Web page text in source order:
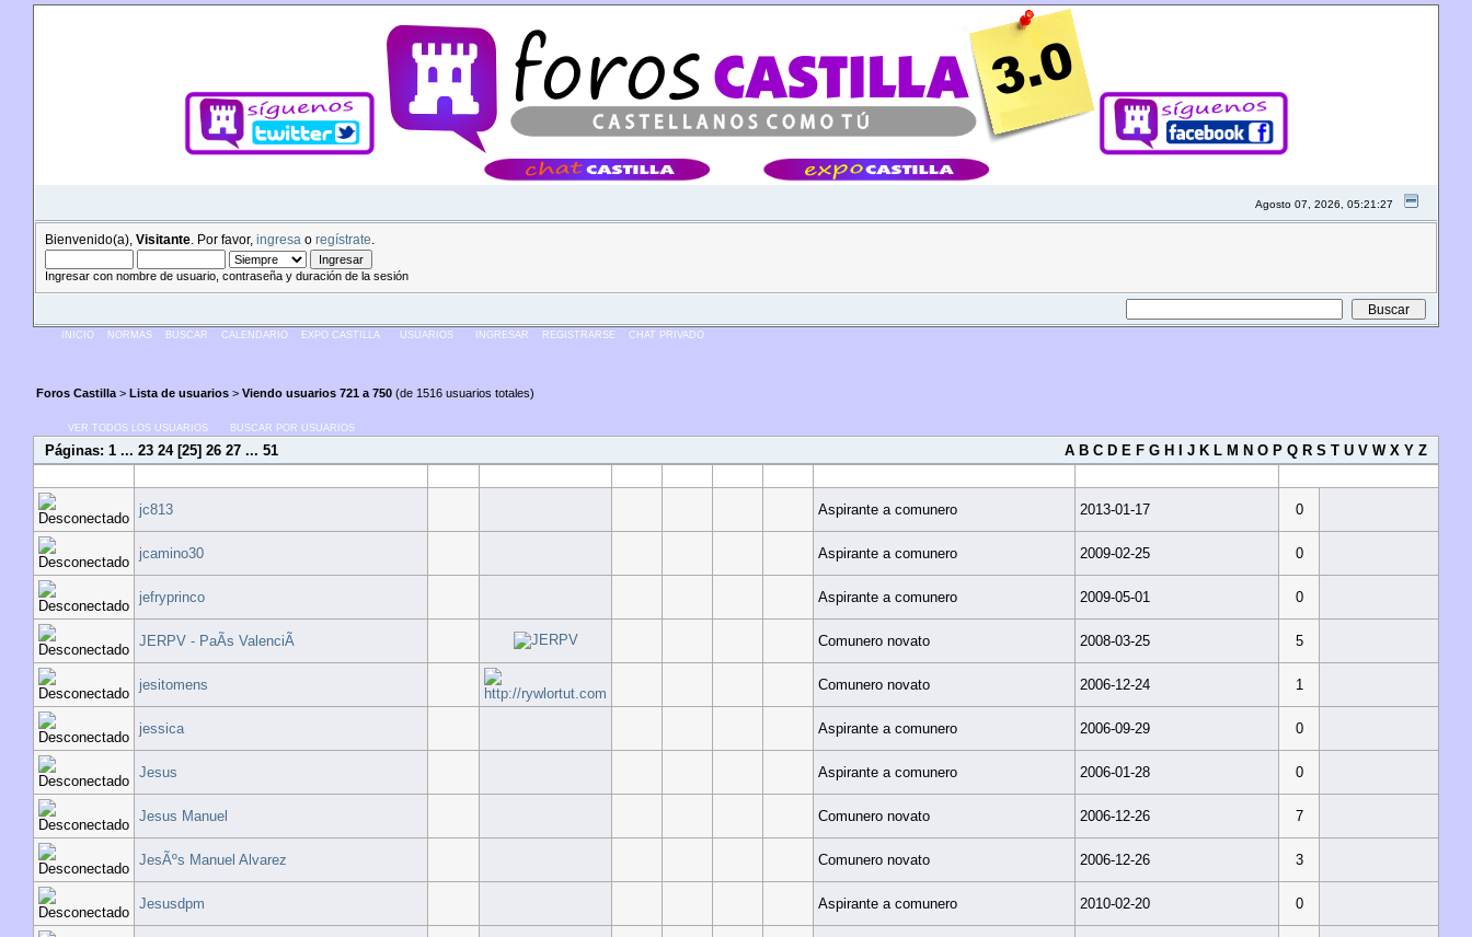
Agosto 07, 2026, 05:21:27
Bienvenido(a), Visitante . Por favor, ingresa o regístrate
Ingresar con nombre de usuario, contraseña y duración de la sesión
INICIO NORMAS BUSCAR CALENDARIO EXPO CASTILLA USUARIOS INGRESAR REGISTRARSE CHAT PRIVADO
Foros Castilla > Lista de usuarios > Viendo usuarios 721 a 750 (de 1516 usuarios totales)
VER TODOS LOS USUARIOS BUSCAR POR USUARIOS
Páginas: 1 ... 23 24[25] 26 27 ... 51 A B C D E F G H I J K L M N O P Q R S T U V W X Y Z
jc813 Aspirante a comunero 2013-01-17 0
jcamino30 Aspirante a comunero 2009-02-25 0
jefryprinco Aspirante a comunero 2009-05-01 0
JERPV - PaÃ­s ValenciÃ Comunero novato 2008-03-25 5
jesitomens Comunero novato 2006-12-24 1
jessica Aspirante a comunero 2006-09-29 0
Jesus Aspirante a comunero 2006-01-28 0
Jesus Manuel Comunero novato 2006-12-26 7
JesÃºs Manuel Alvarez Comunero novato 2006-12-26 3
Jesusdpm Aspirante a comunero 2010-02-20 0